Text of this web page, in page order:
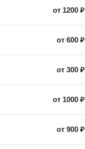
от 1200 ₽
от600 ₽
от300 ₽
от 1000 ₽
от900 ₽